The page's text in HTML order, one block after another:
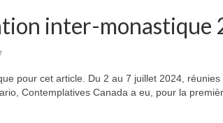
inter-monastique
pour cet article. Du 2 au 7 juillet 2024,
Contemplatives Canada a eu, pour la